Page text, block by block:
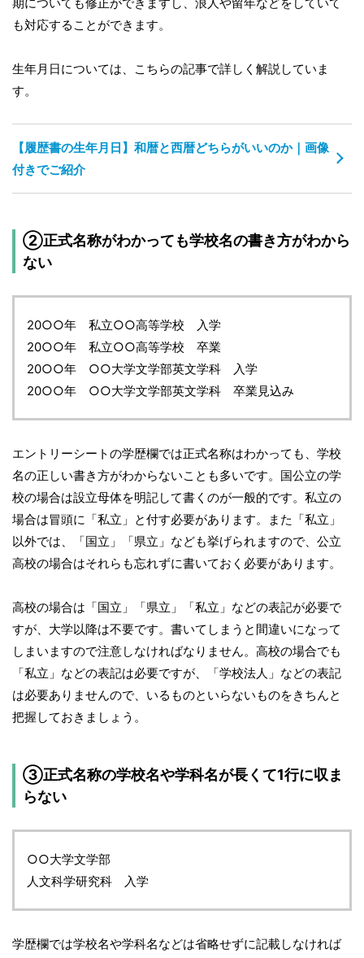
期についても修正ができますし、浪人や留年などをしていて
も対応することができます。
生年月日については、こちらの記事で詳しく解説していま
す。
【履歴書の生年月日】和暦と西暦どちらがいいのか｜画像
付きでご紹介
②正式名称がわかっても学校名の書き方がわから
ない
20○○年 私立○○高等学校 入学
20○○年 私立○○高等学校 卒業
20○○年 ○○大学文学部英文学科 入学
20○○年 ○○大学文学部英文学科 卒業見込み
エントリーシートの学歴欄では正式名称はわかっても、学校
名の正しい書き方がわからないことも多いです。国公立の学
校の場合は設立母体を明記して書くのが一般的です。私立の
場合は冒頭に「私立」と付す必要があります。また「私立」
以外では、「国立」「県立」なども挙げられますので、公立
高校の場合はそれらも忘れずに書いておく必要があります。
高校の場合は「国立」「県立」「私立」などの表記が必要で
すが、大学以降は不要です。書いてしまうと間違いになって
しまいますので注意しなければなりません。高校の場合でも
「私立」などの表記は必要ですが、「学校法人」などの表記
は必要ありませんので、いるものといらないものをきちんと
把握しておきましょう。
③正式名称の学校名や学科名が長くて1行に収ま
らない
○○大学文学部
人文科学研究科 入学
学歴欄では学校名や学科名などは省略せずに記載しなければ